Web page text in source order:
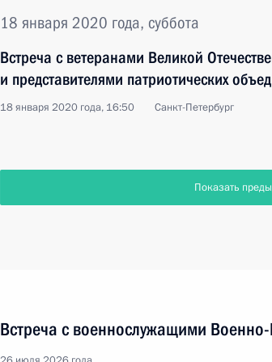
18 января 2020 года, суббота
Встреча с ветеранами Великой
и представителями патриотических
18 января 2020 года, 16:50 Санкт-Петербург
Показать
Встреча с военнослужащими